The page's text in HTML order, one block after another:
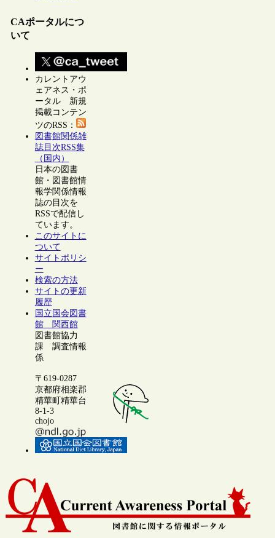
CAポータルにつ
いて
カレントアウ
ェアネス・ポ
ータル 新規
掲載コンテン
ツのRSS：
図書館関係雑
誌目次RSS集
（国内）
日本の図書
館・図書館情
報学関係情報
誌の目次を
RSSで配信し
ています。
このサイトに
ついて
サイトポリシ
ー
検索の方法
サイトの更新
履歴
国立国会図書
館 関西館
図書館協力
課 調査情報
係
〒619-0287
京都府相楽郡
精華町精華台
8-1-3
chojo